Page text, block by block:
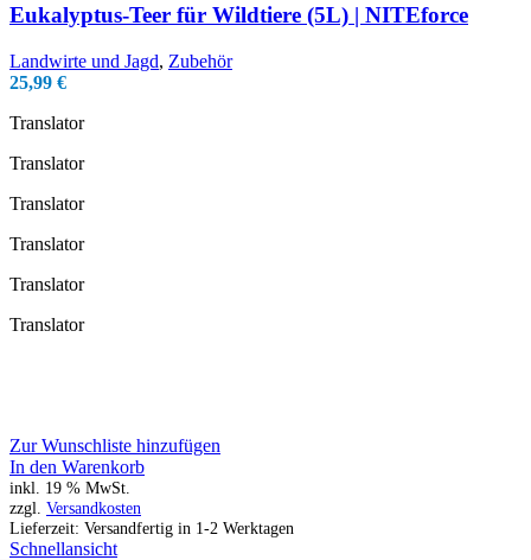
Eukalyptus-Teer für Wildtiere (5L) | NITEforce
Landwirte und Jagd, Zubehör
25,99 €
Translator
Translator
Translator
Translator
Translator
Translator
Zur Wunschliste hinzufügen
In den Warenkorb
inkl. 19 % MwSt.
zzgl. Versandkosten
Lieferzeit: Versandfertig in 1-2 Werktagen
Schnellansicht